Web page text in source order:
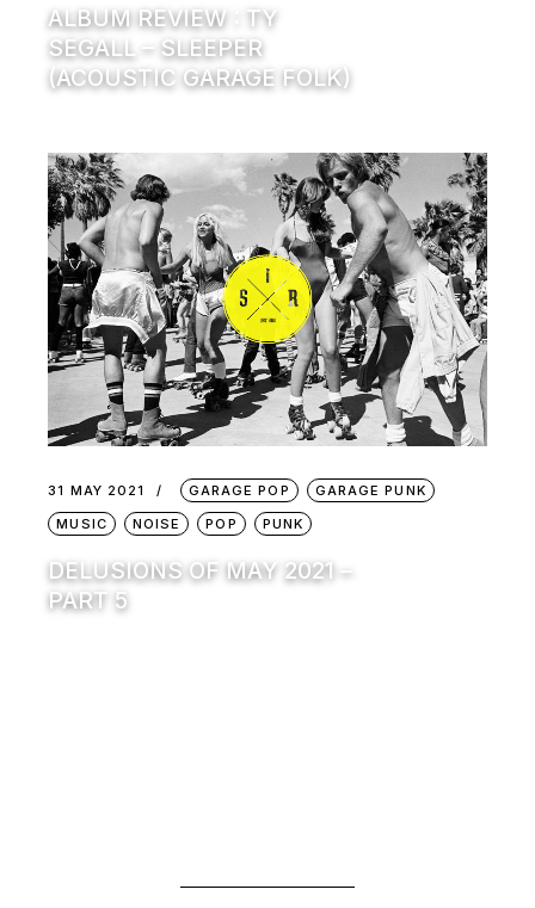
ALBUM REVIEW : TY
SEGALL – SLEEPER
(ACOUSTIC GARAGE FOLK)
31 MAY 2021 GARAGE POP
GARAGE PUNK
MUSIC
NOISE POP PUNK
DELUSIONS OF MAY 2021 –
PART 5